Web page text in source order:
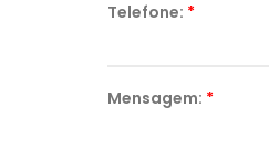
Telefone: *
Mensagem: *